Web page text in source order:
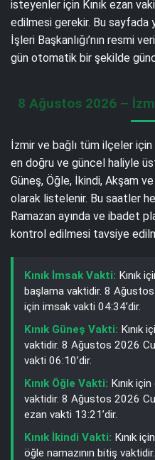
isteyenler için Kınık ezan
edilmesi gerekir. Bu sayfada
İşleri Başkanlığı’nın resmi
gün otomatik bir şekilde
8 Ağustos 2026 –
İzmir ve bağlı tüm ilçeler
en doğru ve güncel haliyle
Güneş, Öğle, İkindi, Akşam
olarak listelenir. Bu saatler
Ramazan ayında ve ibadet
kontrol edilmesi tavsiye
Kınık İmsak Vakti: Kınık
başlama vaktidir. 8
için imsak vakti 04:34’dir.
Kınık Güneş Vakti: Kınık
vaktidir. 8 Ağustos 2026
vakti 06:10’dir.
Kınık Öğle Vakti: Kınık
vaktidir. 8 Ağustos 2026
ezan vakti 13:21’dir.
Kınık İkindi Vakti: Kınık
öğle namazının bitiş